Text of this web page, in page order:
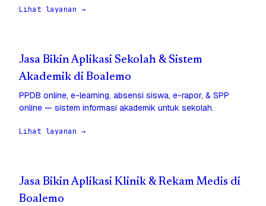
Lihat layanan →
Jasa Bikin Aplikasi Sekolah & Sistem
Akademik di Boalemo
PPDB online, e-learning, absensi siswa, e-rapor, & SPP
online — sistem informasi akademik untuk sekolah.
Lihat layanan →
Jasa Bikin Aplikasi Klinik & Rekam Medis di
Boalemo